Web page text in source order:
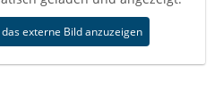
externe Bild anzuzeigen